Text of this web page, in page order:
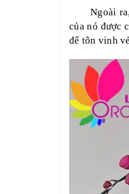
Ngoài
của nó được
để tôn vinh